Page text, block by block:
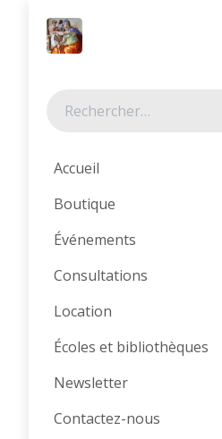
Accueil
Boutique
Événements
Consultations
Location
Écoles et bibliothèques
Newsletter
Contactez-nous
Tous les produits Les